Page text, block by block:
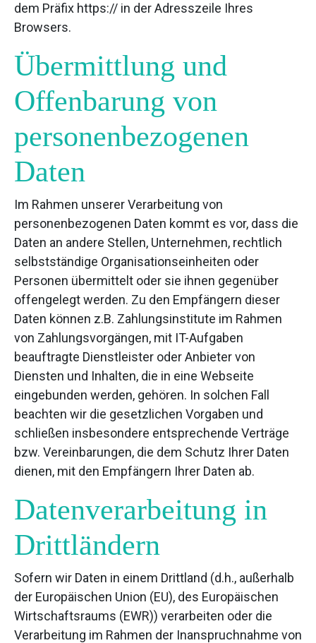
dem Präfix https:// in der Adresszeile Ihres
Browsers.
Übermittlung und
Offenbarung von
personenbezogenen
Daten
Im Rahmen unserer Verarbeitung von
personenbezogenen Daten kommt es vor, dass die
Daten an andere Stellen, Unternehmen, rechtlich
selbstständige Organisationseinheiten oder
Personen übermittelt oder sie ihnen gegenüber
offengelegt werden. Zu den Empfängern dieser
Daten können z.B. Zahlungsinstitute im Rahmen
von Zahlungsvorgängen, mit IT-Aufgaben
beauftragte Dienstleister oder Anbieter von
Diensten und Inhalten, die in eine Webseite
eingebunden werden, gehören. In solchen Fall
beachten wir die gesetzlichen Vorgaben und
schließen insbesondere entsprechende Verträge
bzw. Vereinbarungen, die dem Schutz Ihrer Daten
dienen, mit den Empfängern Ihrer Daten ab.
Datenverarbeitung in
Drittländern
Sofern wir Daten in einem Drittland (d.h., außerhalb
der Europäischen Union (EU), des Europäischen
Wirtschaftsraums (EWR)) verarbeiten oder die
Verarbeitung im Rahmen der Inanspruchnahme von